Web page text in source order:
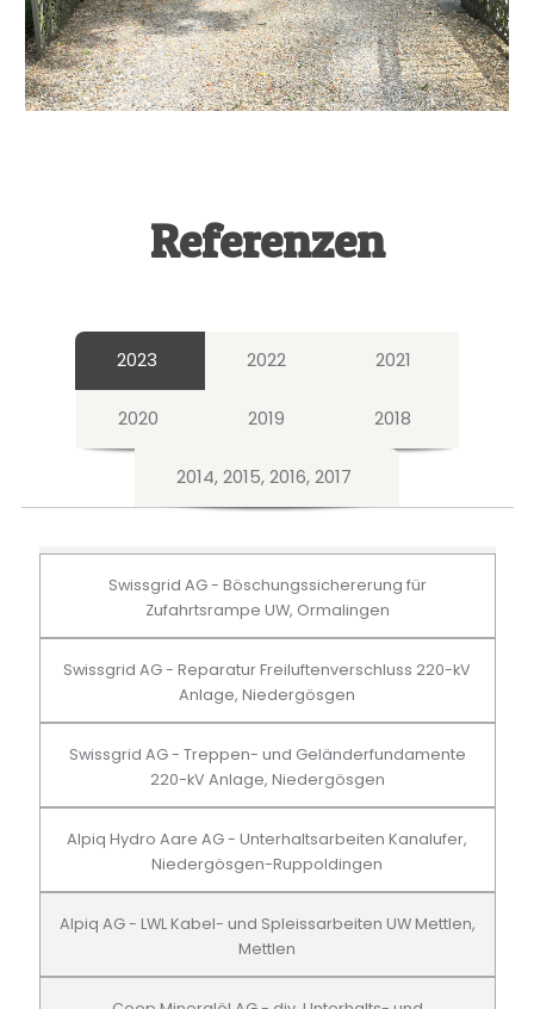
Referenzen
2023 2022 2021
2020 2019 2018
2014, 2015, 2016, 2017
Swissgrid AG - Böschungssichererung für
Zufahrtsrampe UW, Ormalingen
Swissgrid AG - Reparatur Freiluftenverschluss 220-kV
Anlage, Niedergösgen
Swissgrid AG - Treppen- und Geländerfundamente
220-kV Anlage, Niedergösgen
Alpiq Hydro Aare AG - Unterhaltsarbeiten Kanalufer,
Niedergösgen-Ruppoldingen
Alpiq AG - LWL Kabel- und Spleissarbeiten UW Mettlen,
Mettlen